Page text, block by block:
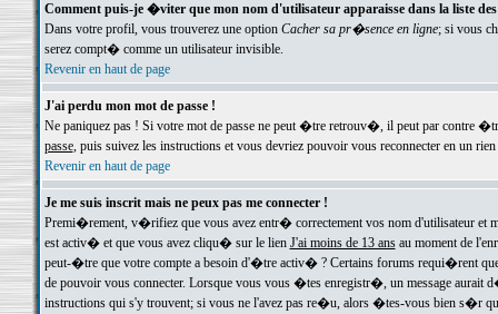
Comment puis-je �viter que mon nom d'utilisateur apparaisse dans la liste
Dans votre profil, vous trouverez une option Cacher sa pr�sence en ligne; si vous
serez compt� comme un utilisateur invisible.
Revenir en haut de page
J'ai perdu mon mot de passe !
Ne paniquez pas ! Si votre mot de passe ne peut �tre retrouv�, il peut par contre
passe, puis suivez les instructions et vous devriez pouvoir vous reconnecter en un rien
Revenir en haut de page
Je me suis inscrit mais ne peux pas me connecter !
Premi�rement, v�rifiez que vous avez entr� correctement vos nom d'utilisateur
est activ� et que vous avez cliqu� sur le lien J'ai moins de 13 ansau moment de
peut-�tre que votre compte a besoin d'�tre activ� ? Certains forums requi�rent
de pouvoir vous connecter. Lorsque vous vous �tes enregistr�, un message aurait
instructions qui s'y trouvent; si vous ne l'avez pas re�u, alors �tes-vous bien s�r